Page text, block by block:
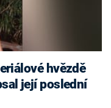
hvězdě
její poslední